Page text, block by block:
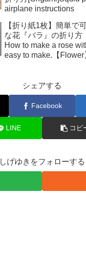
airplane instructions
【折り紙1枚】簡単で
な花『バラ』の折り方
How to make a rose
easy to make.【Flower
シェアする
Facebook
LINE コピ
しげゆきをフォローする